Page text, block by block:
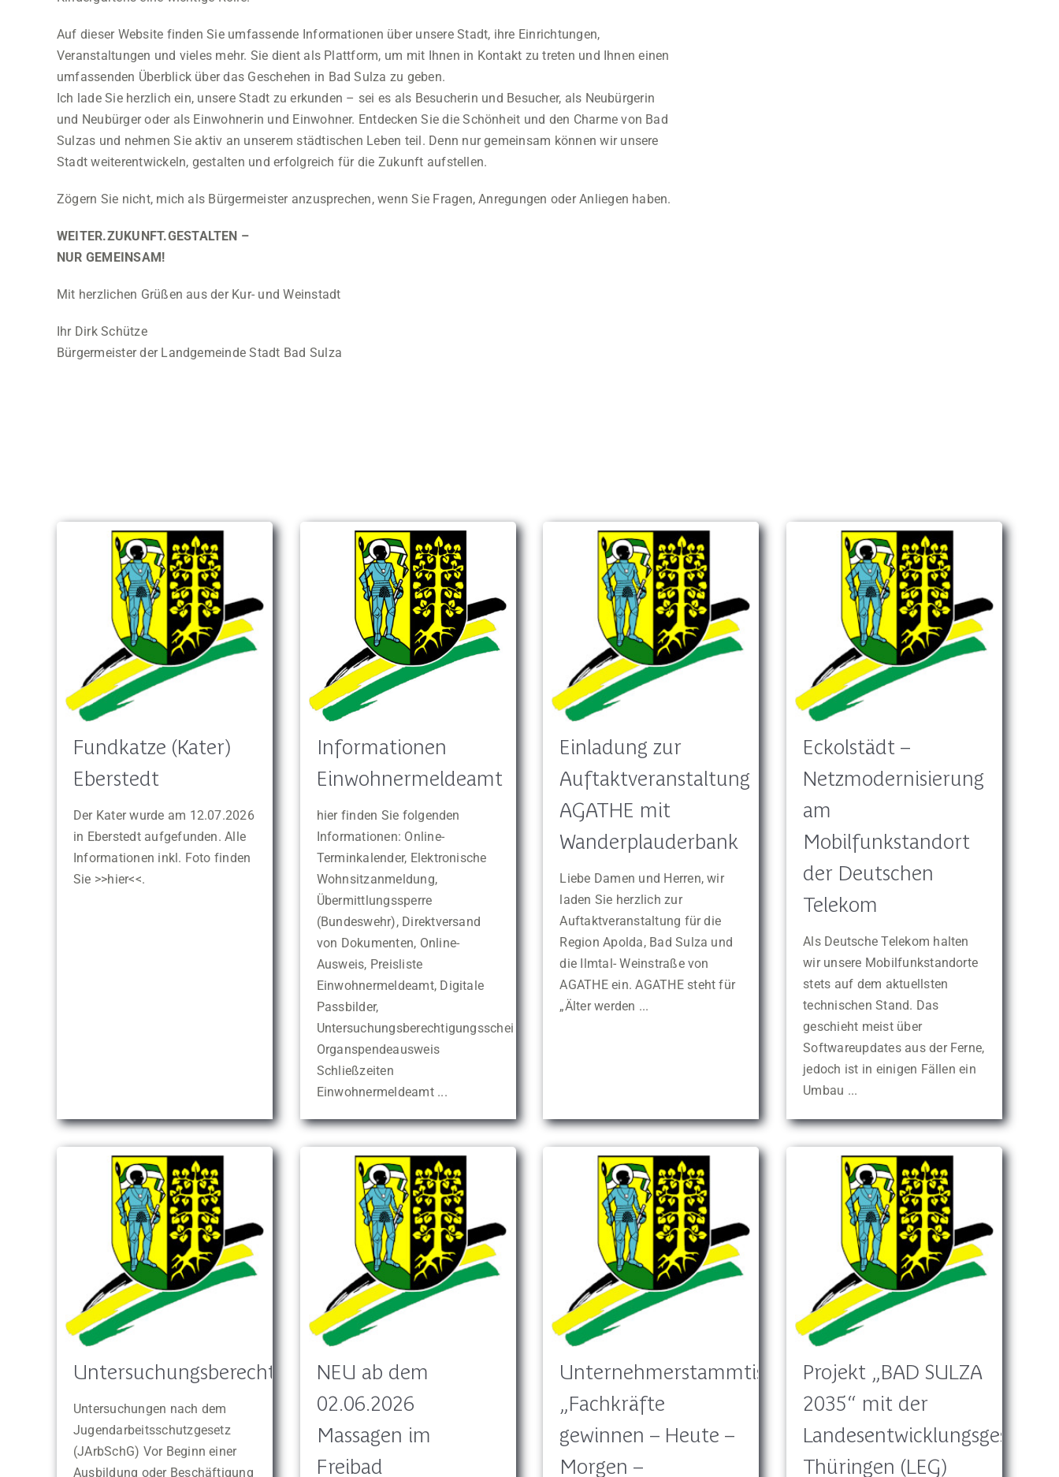
Auf dieser Website finden Sie umfassende Informationen über unsere Stadt, ihre Einrichtungen,
Veranstaltungen und vieles mehr. Sie dient als Plattform, um mit Ihnen in Kontakt zu treten und Ihnen einen
umfassenden Überblick über das Geschehen in Bad Sulza zu geben.
Ich lade Sie herzlich ein, unsere Stadt zu erkunden – sei es als Besucherin und Besucher, als Neubürgerin
und Neubürger oder als Einwohnerin und Einwohner. Entdecken Sie die Schönheit und den Charme von Bad
Sulzas und nehmen Sie aktiv an unserem städtischen Leben teil. Denn nur gemeinsam können wir unsere
Stadt weiterentwickeln, gestalten und erfolgreich für die Zukunft aufstellen.
Zögern Sie nicht, mich als Bürgermeister anzusprechen, wenn Sie Fragen, Anregungen oder Anliegen haben.
WEITER.ZUKUNFT.GESTALTEN –
NUR GEMEINSAM!
Mit herzlichen Grüßen aus der Kur- und Weinstadt
Ihr Dirk Schütze
Bürgermeister der Landgemeinde Stadt Bad Sulza
Fundkatze (Kater)
Eberstedt
Der Kater wurde am 12.07.2026
in Eberstedt aufgefunden. Alle
Informationen inkl. Foto finden
Sie >>hier<<.
Informationen
Einwohnermeldeamt
hier finden Sie folgenden
Informationen: Online-
Terminkalender, Elektronische
Wohnsitzanmeldung,
Übermittlungssperre
(Bundeswehr), Direktversand
von Dokumenten, Online-
Ausweis, Preisliste
Einwohnermeldeamt, Digitale
Passbilder,
Untersuchungsberechtigungsschein,
Organspendeausweis
Schließzeiten
Einwohnermeldeamt ...
Einladung zur
Auftaktveranstaltung
AGATHE mit
Wanderplauderbank
Liebe Damen und Herren, wir
laden Sie herzlich zur
Auftaktveranstaltung für die
Region Apolda, Bad Sulza und
die Ilmtal- Weinstraße von
AGATHE ein. AGATHE steht für
„Älter werden ...
Eckolstädt –
Netzmodernisierung
am
Mobilfunkstandort
der Deutschen
Telekom
Als Deutsche Telekom halten
wir unsere Mobilfunkstandorte
stets auf dem aktuellsten
technischen Stand. Das
geschieht meist über
Softwareupdates aus der Ferne,
jedoch ist in einigen Fällen ein
Umbau ...
Untersuchungsberechtigungsschein
Untersuchungen nach dem
Jugendarbeitsschutzgesetz
(JArbSchG) Vor Beginn einer
Ausbildung oder Beschäftigung
NEU ab dem
02.06.2026
Massagen im
Freibad
Unternehmerstammtisch
„Fachkräfte
gewinnen – Heute –
Morgen –
Projekt „BAD SULZA
2035“ mit der
Thüringen (LEG)